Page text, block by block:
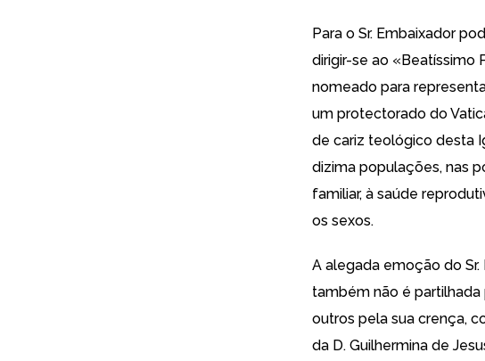
Para o Sr. Embaixador
dirigir-se ao «Beatíssimo
nomeado para
um protectorado do
de cariz teológico desta
dizima populações, nas
familiar, à saúde
os sexos.
A alegada emoção do
também não é
outros pela sua crença,
da D. Guilhermina de